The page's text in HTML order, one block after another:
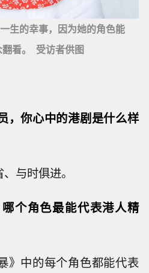
生的幸事，因为她的角色能
看。 受访者供图
，你心中的港剧是什么样
与时俱进。
个角色最能代表港人精
》中的每个角色都能代表